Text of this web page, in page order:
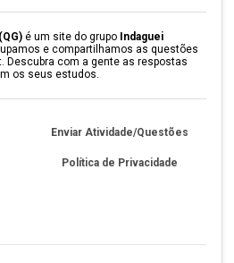
é um site do grupo Indaguei
e compartilhamos as questões
Descubra com a gente as respostas
os seus estudos.
Enviar Atividade/Questões
Política de Privacidade